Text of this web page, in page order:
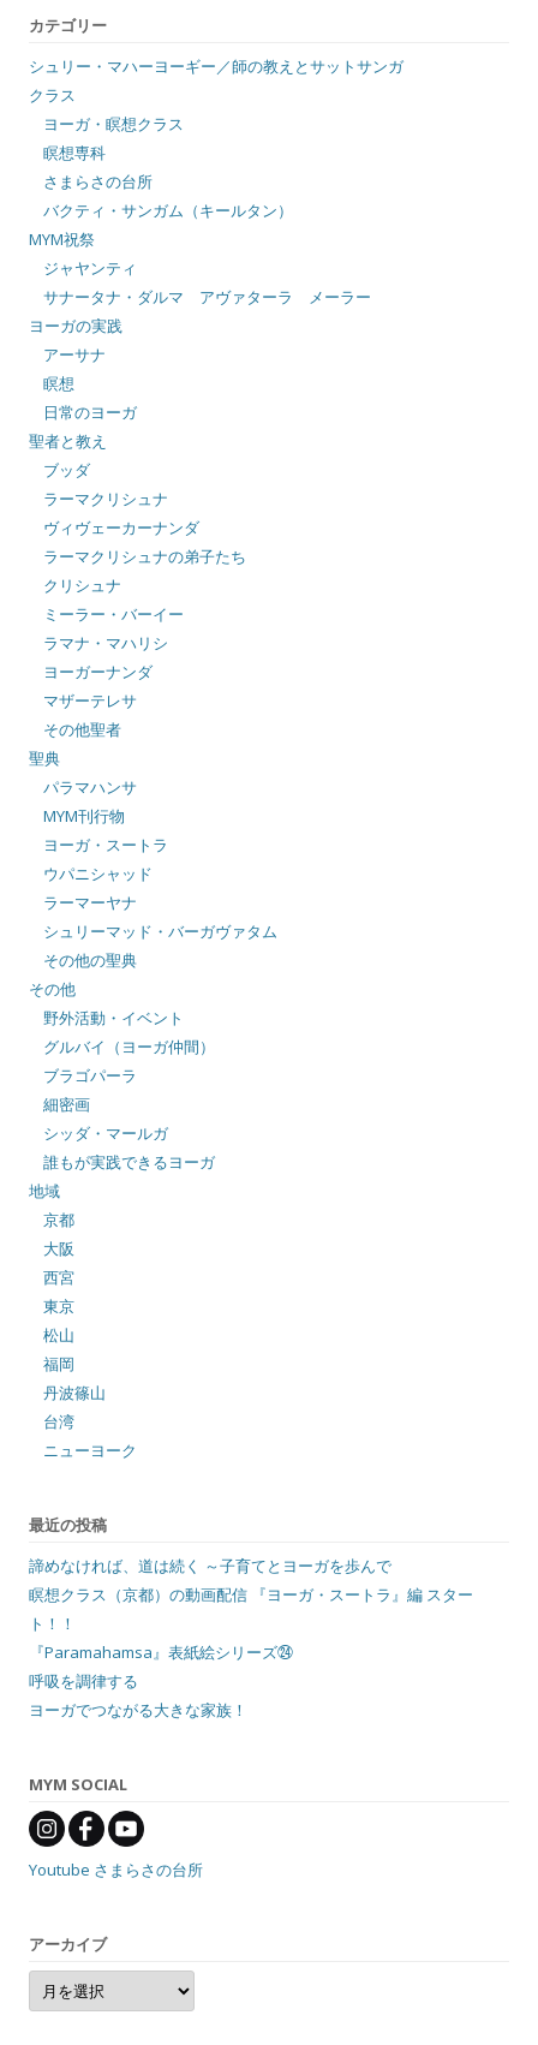
カテゴリー
シュリー・マハーヨーギー／師の教えとサットサンガ
クラス
ヨーガ・瞑想クラス
瞑想専科
さまらさの台所
バクティ・サンガム（キールタン）
MYM祝祭
ジャヤンティ
サナータナ・ダルマ アヴァターラ メーラー
ヨーガの実践
アーサナ
瞑想
日常のヨーガ
聖者と教え
ブッダ
ラーマクリシュナ
ヴィヴェーカーナンダ
ラーマクリシュナの弟子たち
クリシュナ
ミーラー・バーイー
ラマナ・マハリシ
ヨーガーナンダ
マザーテレサ
その他聖者
聖典
パラマハンサ
MYM刊行物
ヨーガ・スートラ
ウパニシャッド
ラーマーヤナ
シュリーマッド・バーガヴァタム
その他の聖典
その他
野外活動・イベント
グルバイ（ヨーガ仲間）
ブラゴパーラ
細密画
シッダ・マールガ
誰もが実践できるヨーガ
地域
京都
大阪
西宮
東京
松山
福岡
丹波篠山
台湾
ニューヨーク
最近の投稿
諦めなければ、道は続く ～子育てとヨーガを歩んで
瞑想クラス（京都）の動画配信 『ヨーガ・スートラ』編 スター
ト！！
『Paramahamsa』表紙絵シリーズ㉔
呼吸を調律する
ヨーガでつながる大きな家族！
MYM SOCIAL
Youtube さまらさの台所
アーカイブ
ア
ー
カ